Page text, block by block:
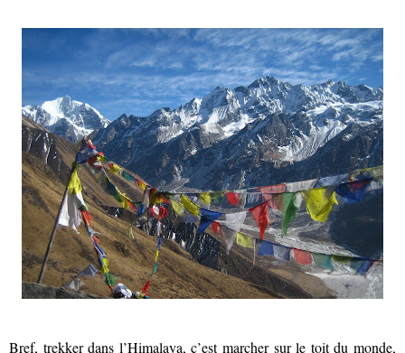
Bref, trekker dans l’Himalaya, c’est marcher sur le toit du monde,